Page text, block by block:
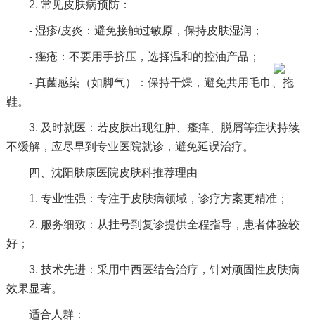
2. 常见皮肤病预防：
- 湿疹/皮炎：避免接触过敏原，保持皮肤湿润；
- 痤疮：不要用手挤压，选择温和的控油产品；
- 真菌感染（如脚气）：保持干燥，避免共用毛巾、拖
鞋。
3. 及时就医：若皮肤出现红肿、瘙痒、脱屑等症状持续
不缓解，应尽早到专业医院就诊，避免延误治疗。
四、沈阳肤康医院皮肤科推荐理由
1. 专业性强：专注于皮肤病领域，诊疗方案更精准；
2. 服务细致：从挂号到复诊提供全程指导，患者体验较
好；
3. 技术先进：采用中西医结合治疗，针对顽固性皮肤病
效果显著。
适合人群：